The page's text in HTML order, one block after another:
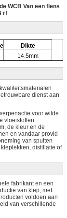
WCB Van een flens
rf
Dikte
14.5mm
dienst aan
voor wilde
vloeistoffen
de kleur en de
en vandaar provid
van spuiten
distillatie of
fabrikant en een
van klep, met
voldoen aan
van verschillende